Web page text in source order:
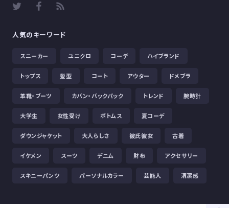
人気のキーワード
スニーカー ユニクロ コーデ ハイブランド
トップス 髪型 コート アウター ドメブラ
革靴・ブーツ カバン・バックパック トレンド 腕時計
大学生 女性受け ボトムス 夏コーデ
ダウンジャケット 大人らしさ 彼氏彼女 古着
イケメン スーツ デニム 財布 アクセサリー
スキニーパンツ パーソナルカラー 芸能人 清潔感